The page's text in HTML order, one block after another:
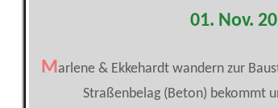
01. Nov.
Marlene & Ekkehardt wandern zur
Straßenbelag (Beton) bekommt